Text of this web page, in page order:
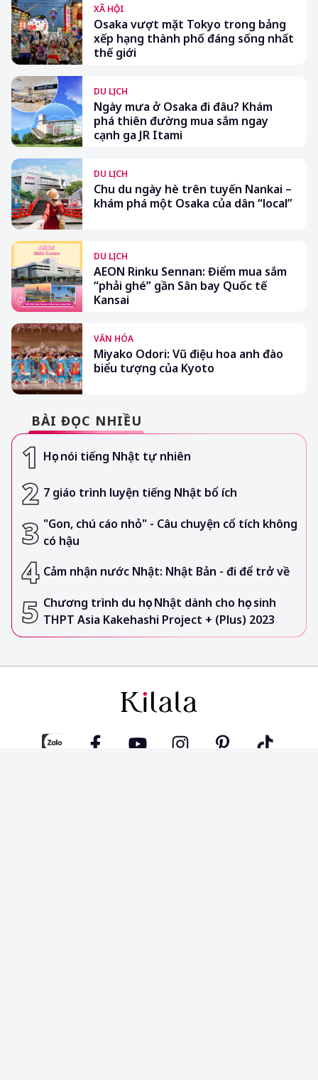
XÃ HỘI
Osaka vượt mặt Tokyo trong bảng
xếp hạng thành phố đáng sống nhất
thế giới
DU LỊCH
Ngày mưa ở Osaka đi đâu? Khám
phá thiên đường mua sắm ngay
cạnh ga JR Itami
DU LỊCH
Chu du ngày hè trên tuyến Nankai –
khám phá một Osaka của dân “local”
DU LỊCH
AEON Rinku Sennan: Điểm mua sắm
“phải ghé” gần Sân bay Quốc tế
Kansai
VĂN HÓA
Miyako Odori: Vũ điệu hoa anh đào
biểu tượng của Kyoto
BÀI ĐỌC NHIỀU
Học nói tiếng Nhật tự nhiên
7 giáo trình luyện tiếng Nhật bổ ích
"Gon, chú cáo nhỏ" - Câu chuyện cổ tích không
có hậu
Cảm nhận nước Nhật: Nhật Bản - đi để trở về
Chương trình du học Nhật dành cho học sinh
THPT Asia Kakehashi Project + (Plus) 2023